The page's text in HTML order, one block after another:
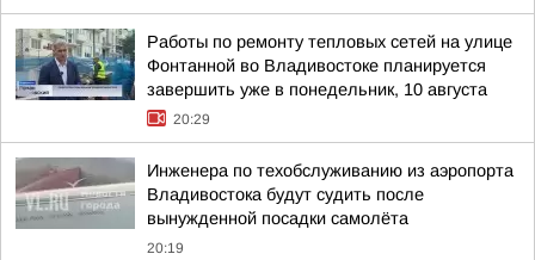
Работы по ремонту тепловых сетей на улице
Фонтанной во Владивостоке планируется
завершить уже в понедельник, 10 августа
20:29
Инженера по техобслуживанию из аэропорта
Владивостока будут судить после
вынужденной посадки самолёта
20:19